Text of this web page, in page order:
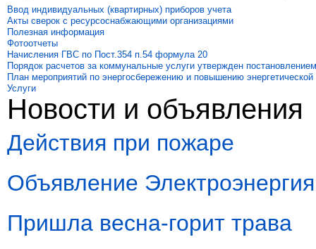
Ввод индивидуальных (квартирных) приборов учета
Акты сверок с ресурсоснабжающими организациями
Полезная информация
Фотоотчеты
Начисления ГВС по Пост.354 п.54 формула 20
Порядок расчетов за коммунальные услуги утвержден
План мероприятий по энергосбережению и повышению
Услуги
Новости и объявления
Действия при пожаре
Объявление
Пришла весна-горит трава